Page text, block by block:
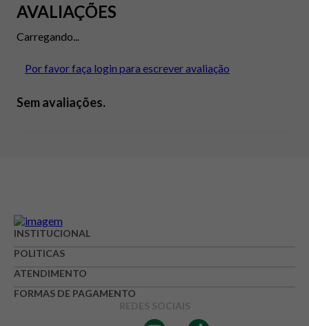
AVALIAÇÕES
Carregando...
Por favor faça login para escrever avaliação
Sem avaliações.
INSTITUCIONAL
POLITICAS
ATENDIMENTO
FORMAS DE PAGAMENTO
REDES SOCIAIS